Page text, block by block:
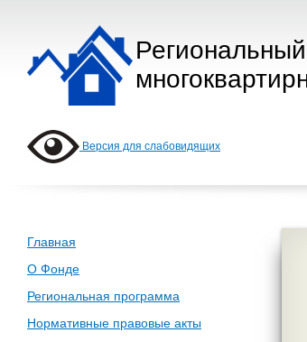
Версия для слабовидящих
Главная
О Фонде
Региональная программа
Нормативные правовые акты